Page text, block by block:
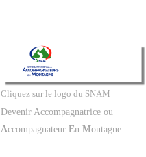
Cliquez sur le logo du SNAM
Devenir Accompagnatrice ou
Accompagnateur En Montagne